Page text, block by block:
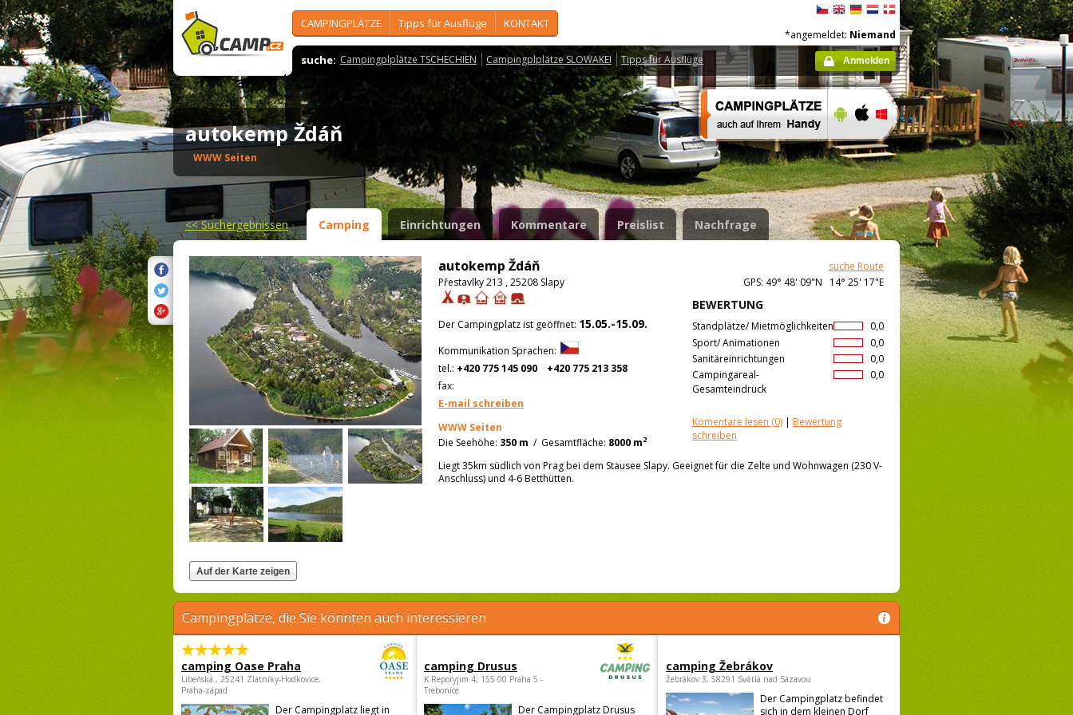
CAMPINGPLÄTZE Tipps für Ausflüge KONTAKT
suche: Campingplplätze TSCHECHIEN Campingplplätze SLOWAKEI Tipps für Ausflüge
*angemeldet: Niemand
Anmelden
autokemp Ždáň
WWW Seiten
<<Suchergebnissen Camping Einrichtungen Kommentare Preislist Nachfrage
autokemp Ždáň
suche Route
Přestavlky 213 , 25208 Slapy
GPS: 49° 48' 09"N 14° 25' 17"E
BEWERTUNG
0,0
Standplätze/ Mietmöglichkeiten
0,0
Sport/ Animationen
0,0
Sanitäreinrichtungen
0,0
Campingareal-
Gesamteindruck
Komentare lesen (0) | Bewertung
schreiben
Der Campingplatz ist geöffnet: 15.05.-15.09.
Kommunikation Sprachen:
tel.: +420 775 145 090
+420 775 213 358
fax:
E-mail schreiben
WWW Seiten
Die Seehöhe: 350 m / Gesamtfläche: 8000 m2
Liegt 35km südlich von Prag bei dem Stausee Slapy. Geeignet für die Zelte und Wohnwagen (230 V-
Anschluss) und 4-6 Betthütten.
Campingplätze, die Sie könnten auch interessieren
camping Oase Praha
Libeňská , 25241 Zlatníky-Hodkovice,
Praha-západ
Der Campingplatz liegt in
camping Drusus
K Reporyjim 4, 155 00 Praha 5 -
Trebonice
Der Campingplatz Drusus
camping Žebrákov
Žebrákov 3, 58291 Světlá nad Sázavou
Der Campingplatz befindet
sich in dem kleinen Dorf